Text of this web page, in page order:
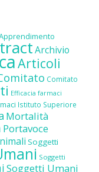
Archivio
Articoli
Comitato
Efficacia farmaci
Istituto Superiore
Mortalità
Portavoce
Soggetti
Soggetti
Soggetti Umani